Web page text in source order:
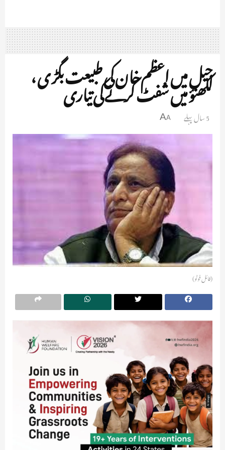
جیل میں اعظم خان کی طبیعت بگڑ ی ،
لکھنؤ میں شفٹ کرنے کی تیاری
5 سال پہلے A
A
(فائل فوٹو)